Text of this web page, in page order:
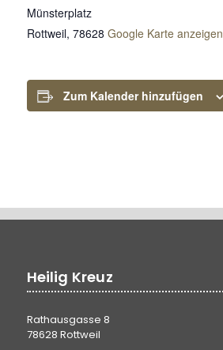
Münsterplatz
Rottweil, 78628 Google Karte anzeigen
Zum Kalender hinzufügen
Heilig Kreuz
Rathausgasse 8
78628 Rottweil